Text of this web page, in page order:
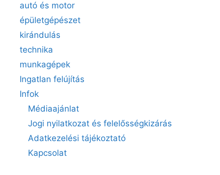
autó és motor
épületgépészet
kirándulás
technika
munkagépek
Ingatlan felújítás
Infok
Médiaajánlat
Jogi nyilatkozat és felelősségkizárás
Adatkezelési tájékoztató
Kapcsolat